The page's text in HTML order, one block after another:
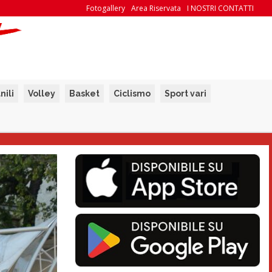
I NOSTRI CONTATTI
Area Riservata
Fotogallery
Volley Basket Ciclismo Sport vari